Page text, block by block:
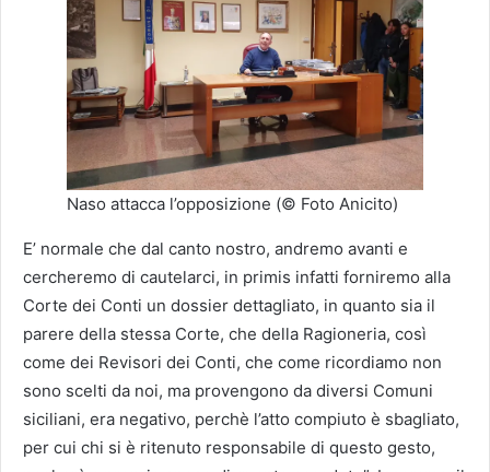
Naso attacca l’opposizione (© Foto Anicito)
E’ normale che dal canto nostro, andremo avanti e
cercheremo di cautelarci, in primis infatti forniremo alla
Corte dei Conti un dossier dettagliato, in quanto sia il
parere della stessa Corte, che della Ragioneria, così
come dei Revisori dei Conti, che come ricordiamo non
sono scelti da noi, ma provengono da diversi Comuni
siciliani, era negativo, perchè l’atto compiuto è sbagliato,
per cui chi si è ritenuto responsabile di questo gesto,